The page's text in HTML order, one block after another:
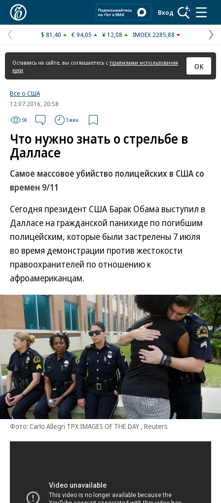
Вход
Предыдущая
страница
$ 81,40 € 94,05 ¥ 12,08 IMOEX 2285,88
Оставаясь на сайте, вы соглашаетесь с правилами использования
куки
ОК
Все о США
12.07.2016, 20:58
5K 3 мин.
Что нужно знать о стрельбе в
Далласе
Самое массовое убийство полицейских в США со
времен 9/11
Сегодня президент США Барак Обама выступил в
Далласе на гражданской панихиде по погибшим
полицейским, которые были застрелены 7 июля
во время демонстрации против жестокости
правоохранителей по отношению к
афроамериканцам.
Фото: Carlo Allegri TPX IMAGES OF THE DAY , Reuters